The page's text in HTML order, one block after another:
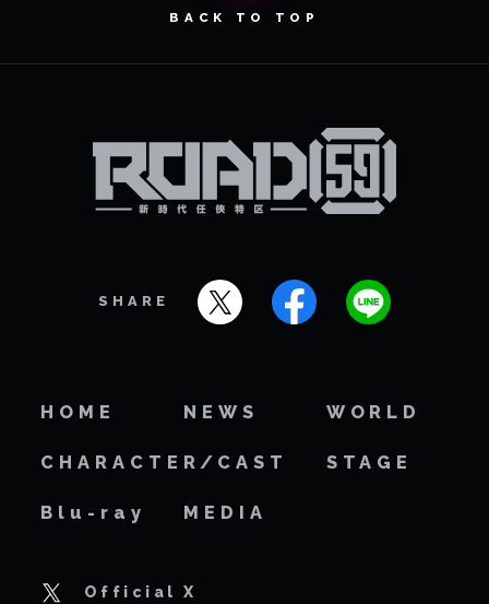
BACK TO TOP
SHARE
HOME NEWS WORLD
CHARACTER/CAST STAGE
Blu-ray MEDIA
Official X